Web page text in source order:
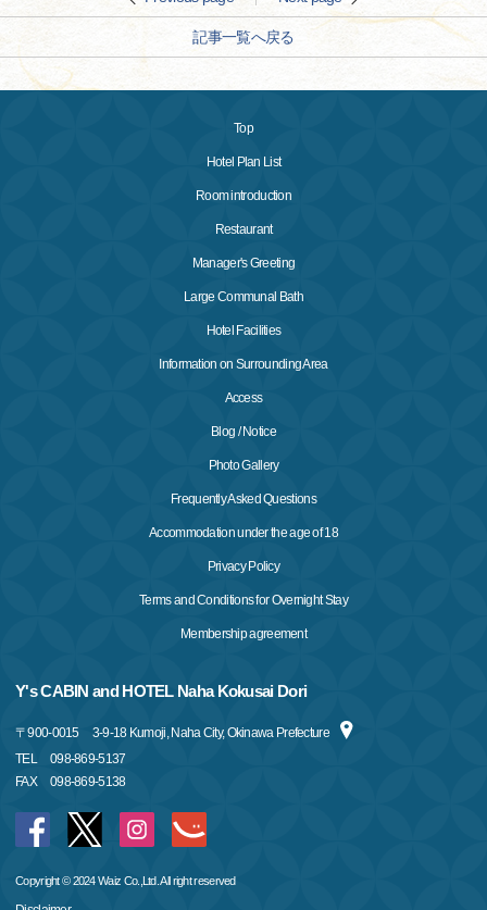
記事一覧へ戻る
Top
Hotel Plan List
Room introduction
Restaurant
Manager's Greeting
Large Communal Bath
Hotel Facilities
Information on Surrounding Area
Access
Blog / Notice
Photo Gallery
Frequently Asked Questions
Accommodation under the age of 18
Privacy Policy
Terms and Conditions for Overnight Stay
Membership agreement
Y's CABIN and HOTEL Naha Kokusai Dori
〒900-0015
3-9-18 Kumoji, Naha City, Okinawa Prefecture
TEL
098-869-5137
FAX
098-869-5138
Copyright © 2024 Waiz Co.,Ltd. All right reserved